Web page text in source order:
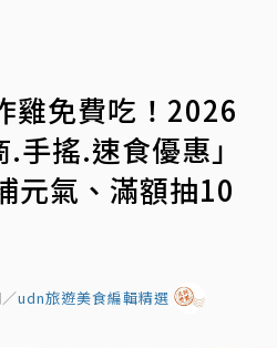
雞免費吃！2026
手搖.速食優惠」
元氣、滿額抽10
udn旅遊美食編輯精選